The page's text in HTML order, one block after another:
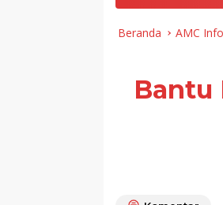
Beranda AMC Info
Bantu